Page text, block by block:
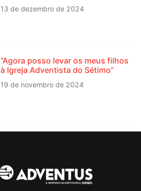
13 de dezembro de 2024
“Agora posso levar os meus filhos
à Igreja Adventista do Sétimo”
19 de novembro de 2024